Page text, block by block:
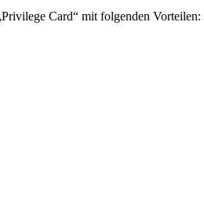
Card“ mit folgenden Vorteilen: